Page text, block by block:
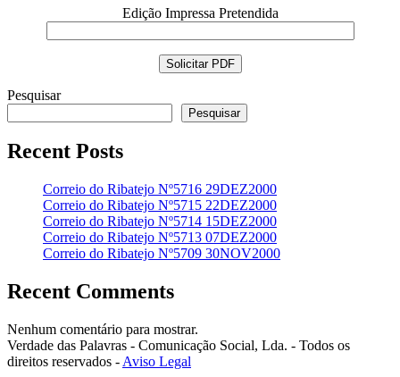
Edição Impressa Pretendida
Pesquisar
Pesquisar
Recent Posts
Correio do Ribatejo Nº5716 29DEZ2000
Correio do Ribatejo Nº5715 22DEZ2000
Correio do Ribatejo Nº5714 15DEZ2000
Correio do Ribatejo Nº5713 07DEZ2000
Correio do Ribatejo Nº5709 30NOV2000
Recent Comments
Nenhum comentário para mostrar.
Verdade das Palavras - Comunicação Social, Lda. - Todos os
direitos reservados - Aviso Legal